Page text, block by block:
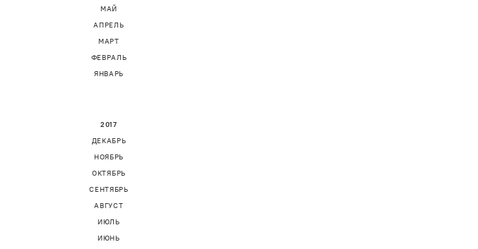
МАЙ
АПРЕЛЬ
МАРТ
ФЕВРАЛЬ
ЯНВАРЬ
2017
ДЕКАБРЬ
НОЯБРЬ
ОКТЯБРЬ
СЕНТЯБРЬ
АВГУСТ
ИЮЛЬ
ИЮНЬ